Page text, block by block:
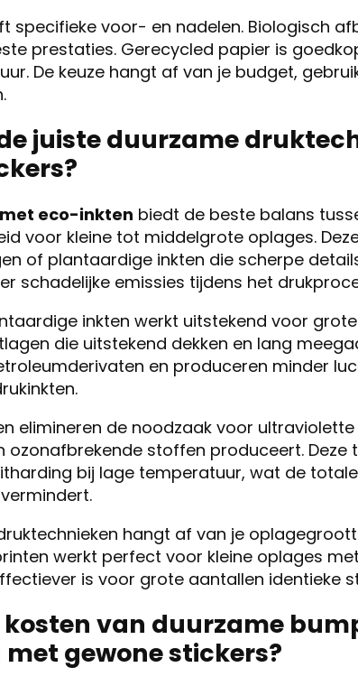
specifieke voor- en nadelen. Biologisch
prestaties. Gerecycled papier is
De keuze hangt af van je budget,
de juiste duurzame
eco-inkten biedt de beste balans
voor kleine tot middelgrote oplages.
of plantaardige inkten die scherpe
schadelijke emissies tijdens het
inkten werkt uitstekend voor
die uitstekend dekken en lang
en produceren minder
elimineren de noodzaak voor
ozonafbrekende stoffen produceert. Deze
bij lage temperatuur, wat de
hangt af van je
werkt perfect voor kleine oplages
is voor grote aantallen identieke
kosten van duurzame
gewone stickers?